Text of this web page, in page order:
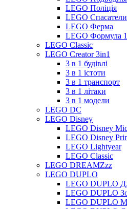
LEGO Поліція
LEGO Спасатели
LEGO Ферма
LEGO Формула 1
LEGO Classic
LEGO Creator 3in1
3 в 1 будівлі
3 в 1 істоти
3 в 1 транспорт
3 в 1 літаки
3 в 1 модели
LEGO DC
LEGO Disney
LEGO Disney
LEGO Disney
LEGO Lightyear
LEGO Classic
LEGO DREAMZzz
LEGO DUPLO
LEGO DUPLO
LEGO DUPLO
LEGO DUPLO